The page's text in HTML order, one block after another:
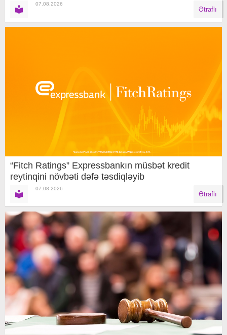
07.08.2026
Ətraflı
“Fitch Ratings” Expressbankın müsbət kredit
reytinqini növbəti dəfə təsdiqləyib
07.08.2026
Ətraflı